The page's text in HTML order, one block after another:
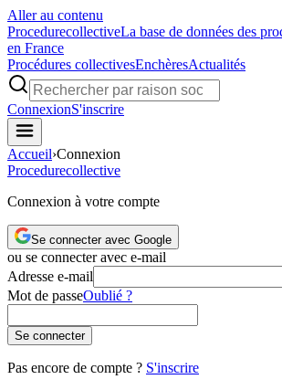
Aller au contenu
ProcedurecollectiveLa base de données des
en France
Procédures collectivesEnchèresActualités
ConnexionS'inscrire
Accueil›Connexion
Procedurecollective
Connexion à votre compte
Se connecter avec Google
ou se connecter avec e-mail
Adresse e-mail
Mot de passeOublié ?
Se connecter
Pas encore de compte ? S'inscrire